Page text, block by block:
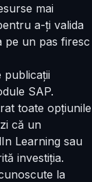
mai
a-ți valida
pe un pas firesc
publicații
SAP.
toate opțiunile
că un
Learning sau
investiția.
la